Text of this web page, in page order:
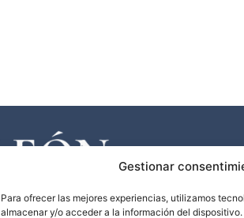
Gestionar
Para ofrecer las mejores experiencias, utilizamos
almacenar y/o acceder a la información del